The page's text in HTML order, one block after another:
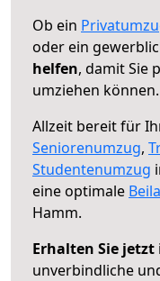
Ob ein
oder ein
helfen, damit Sie
umziehen können.
Allzeit bereit für
Seniorenumzug,
Studentenumzug
eine optimale
Hamm.
Erhalten Sie jetzt
unverbindliche